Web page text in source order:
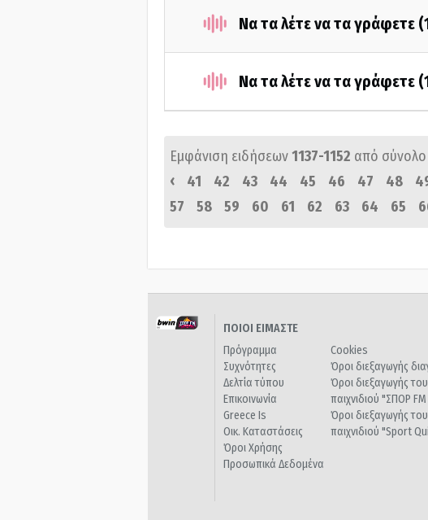
Να τα λέτε να τα γράφετε
Να τα λέτε να τα γράφετε
Εμφάνιση ειδήσεων1137-1152 από σύνολο
‹
41 42 43 44 45 46 47 48
57
58 59 60 61 62 63 64 65
ΠΟΙΟΙ ΕΙΜΑΣΤΕ
Πρόγραμμα
Συχνότητες
Δελτία τύπου
Επικοινωνία
Greece Is
Οικ. Καταστάσεις
Όροι Χρήσης
Προσωπικά Δεδομένα
Cookies
Όροι διεξαγωγής
Όροι διεξαγωγής
παιχνιδιού "ΣΠΟΡ
Όροι διεξαγωγής
παιχνιδιού "Sport